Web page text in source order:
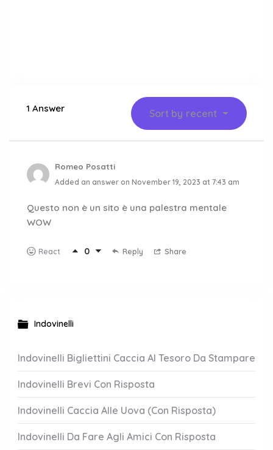
1 Answer Sort by recent
Romeo Posatti
Added an answer on November 19, 2023 at 7:43 am
Questo non è un sito è una palestra mentale
WOW
React 0 Reply Share
Indovinelli
Indovinelli Bigliettini Caccia Al Tesoro Da Stampare
Indovinelli Brevi Con Risposta
Indovinelli Caccia Alle Uova (Con Risposta)
Indovinelli Da Fare Agli Amici Con Risposta